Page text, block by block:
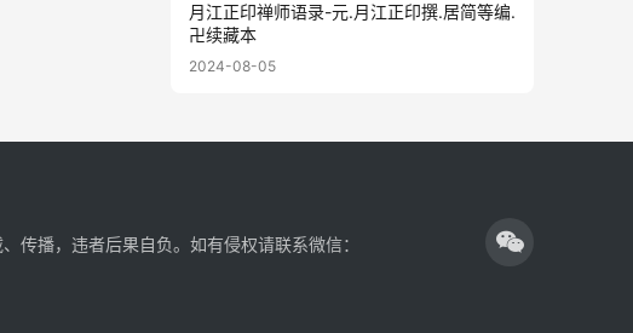
月江正印禅师语录-元.月江正印撰.居简等编.
卍续藏本
2024-08-05
传播，违者后果自负。如有侵权请联系微信：